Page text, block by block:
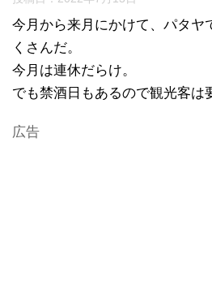
今月から来月にかけて、パタヤ
くさんだ。
今月は連休だらけ。
でも禁酒日もあるので観光客は
広告